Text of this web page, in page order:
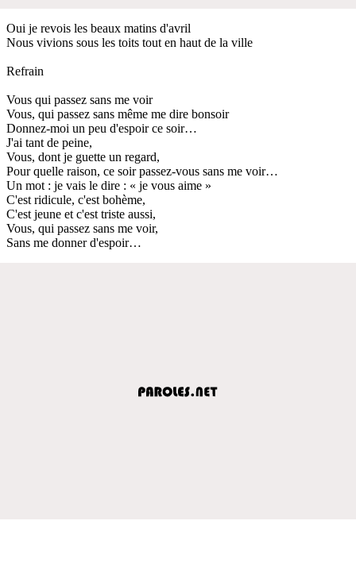
Oui je revois les beaux matins d'avril
Nous vivions sous les toits tout en haut de la ville
Refrain
Vous qui passez sans me voir
Vous, qui passez sans même me dire bonsoir
Donnez-moi un peu d'espoir ce soir…
J'ai tant de peine,
Vous, dont je guette un regard,
Pour quelle raison, ce soir passez-vous sans me voir…
Un mot : je vais le dire : « je vous aime »
C'est ridicule, c'est bohème,
C'est jeune et c'est triste aussi,
Vous, qui passez sans me voir,
Sans me donner d'espoir…